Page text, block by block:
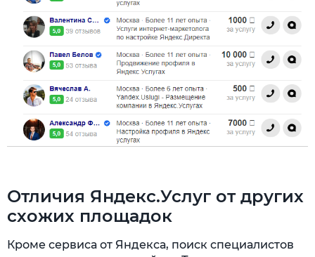
Отличия Яндекс.Услуг от других
схожих площадок
Кроме сервиса от Яндекса, поиск специалистов